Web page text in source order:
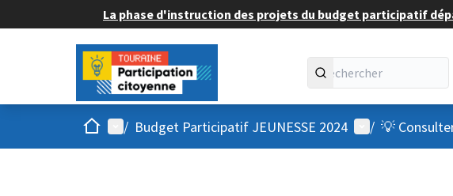
La phase d'instruction des projets du budget participatif
AccueilMenu principal
/ Budget Participatif JEUNESSE 2024 Menu utilisateur
/ 💡